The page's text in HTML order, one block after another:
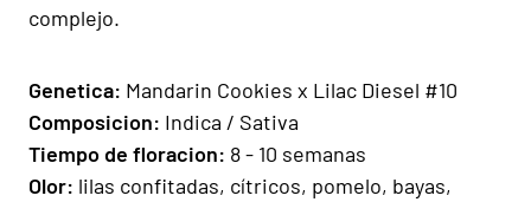
complejo.
Genetica: Mandarin Cookies x Lilac Diesel #10
Composicion: Indica / Sativa
Tiempo de floracion: 8 - 10 semanas
Olor: lilas confitadas, cítricos, pomelo, bayas,